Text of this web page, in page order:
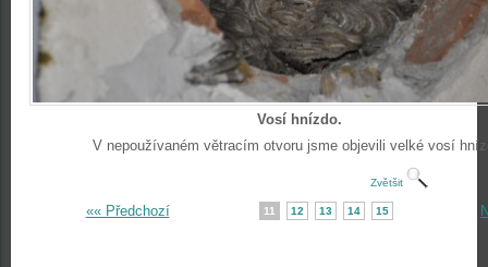
Vosí hnízdo.
V nepoužívaném větracím otvoru jsme objevili velké vosí
Zvětšit
«« Předchozí 11 12 13 14 15